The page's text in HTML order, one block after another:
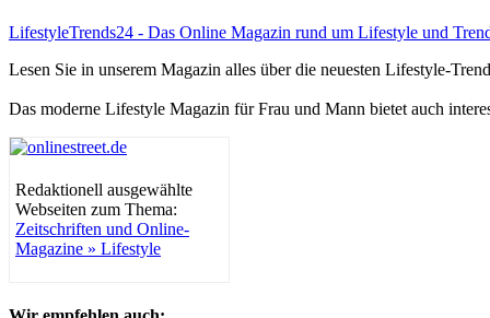
LifestyleTrends24 - Das Online Magazin rund um Lifestyle und
Lesen Sie in unserem Magazin alles über die neuesten Lifestyle-
Das moderne Lifestyle Magazin für Frau und Mann bietet auch
Redaktionell ausgewählte
Webseiten zum Thema:
Zeitschriften und Online-
Magazine » Lifestyle